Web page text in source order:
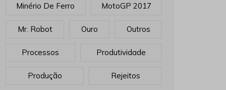
Minério De Ferro MotoGP 2017
Mr. Robot Ouro Outros
Processos Produtividade
Produção Rejeitos